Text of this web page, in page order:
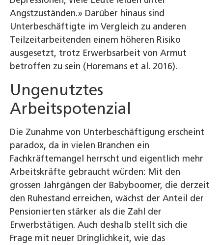
Angstzuständen.» Darüber hinaus sind
Unterbeschäftigte im Vergleich zu anderen
Teilzeitarbeitenden einem höheren Risiko
ausgesetzt, trotz Erwerbsarbeit von Armut
betroffen zu sein (Horemans et al. 2016).
Ungenutztes
Arbeitspotenzial
Die Zunahme von Unterbeschäftigung erscheint
paradox, da in vielen Branchen ein
Fachkräftemangel herrscht und eigentlich mehr
Arbeitskräfte gebraucht würden: Mit den
grossen Jahrgängen der Babyboomer, die derzeit
den Ruhestand erreichen, wächst der Anteil der
Pensionierten stärker als die Zahl der
Erwerbstätigen. Auch deshalb stellt sich die
Frage mit neuer Dringlichkeit, wie das